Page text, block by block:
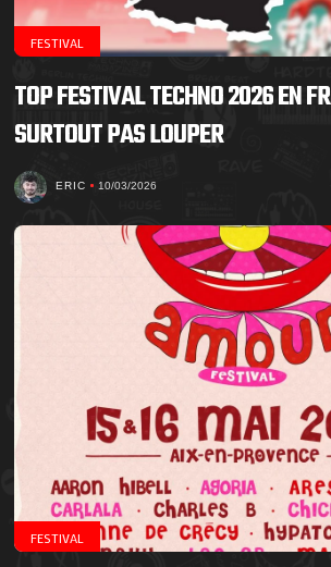
FESTIVAL
TOP FESTIVAL TECHNO 2026 EN
SURTOUT PAS LOUPER
ERIC 10/03/2026
FESTIVAL